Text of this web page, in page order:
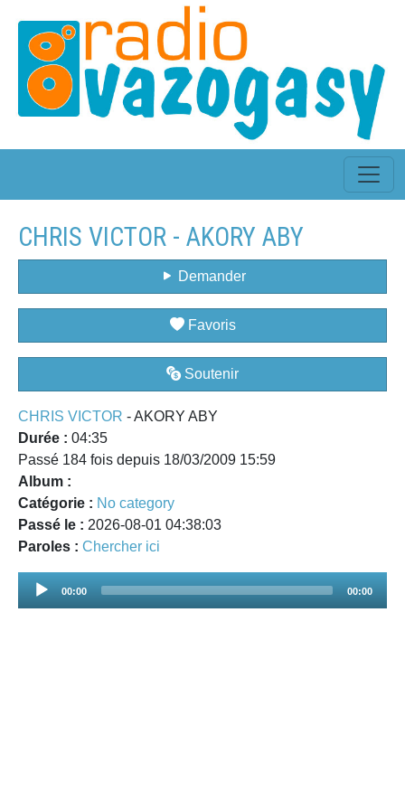
CHRIS VICTOR - AKORY ABY
Demander
Favoris
Soutenir
CHRIS VICTOR - AKORY ABY
Durée : 04:35
Passé 184 fois depuis 18/03/2009 15:59
Album :
Catégorie : No category
Passé le : 2026-08-01 04:38:03
Paroles : Chercher ici
Audio
00:00 00:00